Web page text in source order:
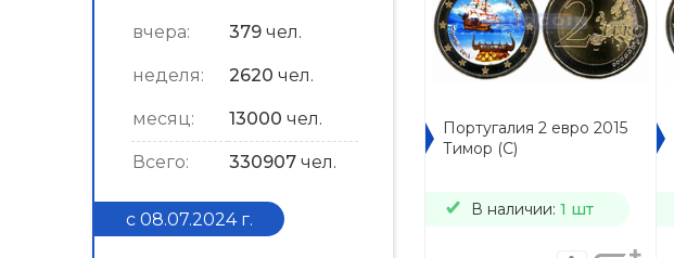
вчера: 379 чел.
неделя: 2620 чел.
месяц: 13000 чел.
Всего: 330907 чел.
с 08.07.2024 г.
Португалия 2 евро 2015
Тимор (C)
В наличии: 1 шт